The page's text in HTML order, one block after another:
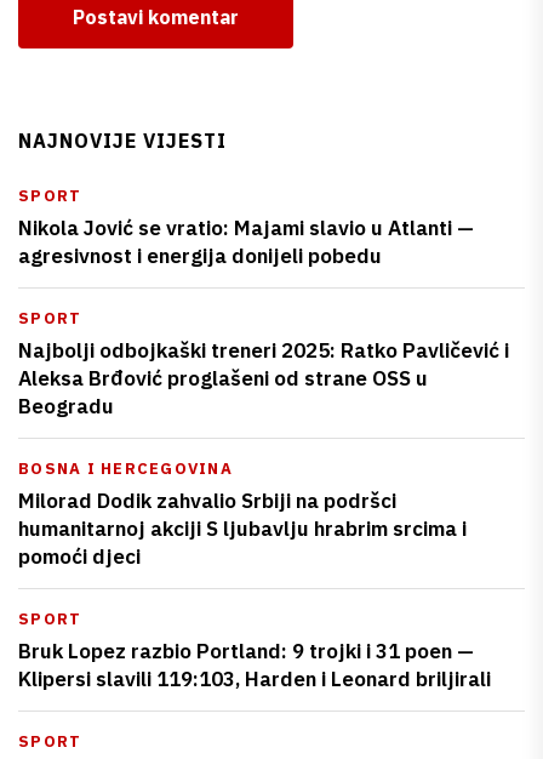
Postavi komentar
NAJNOVIJE VIJESTI
SPORT
Nikola Jović se vratio: Majami slavio u Atlanti —
agresivnost i energija donijeli pobedu
SPORT
Najbolji odbojkaški treneri 2025: Ratko Pavličević i
Aleksa Brđović proglašeni od strane OSS u
Beogradu
BOSNA I HERCEGOVINA
Milorad Dodik zahvalio Srbiji na podršci
humanitarnoj akciji S ljubavlju hrabrim srcima i
pomoći djeci
SPORT
Bruk Lopez razbio Portland: 9 trojki i 31 poen —
Klipersi slavili 119:103, Harden i Leonard briljirali
SPORT